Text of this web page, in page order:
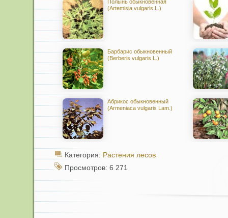
Полынь обыкновенная
(Artemisia vulgaris L.)
Барбарис обыкновенный
(Berberis vulgaris L.)
Абрикос обыкновенный
(Armeniaca vulgaris Lam.)
Категория: Растения лесов
Просмотров: 6 271